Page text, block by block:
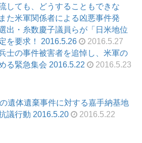
しても、どうすることもできな
米軍関係者による凶悪事件発
出・糸数慶子議員らが「日米地位
を要求！ 2016.5.26
2016.5.27
士の事件被害者を追悼し、米軍の
る緊急集会 2016.5.22
2016.5.23
遺体遺棄事件に対する嘉手納基地
議行動 2016.5.20
2016.5.22